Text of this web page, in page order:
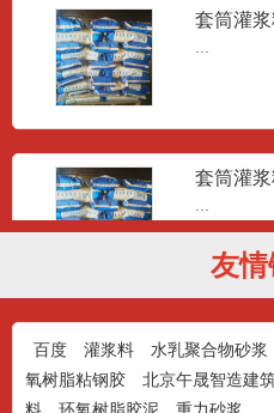
套筒灌浆
套筒灌浆
套筒灌
...
友
百度 灌浆料 水乳聚合物砂浆
氧树脂粘钢胶
北京午晟智造建